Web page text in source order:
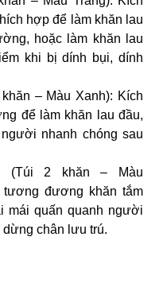
hợp để làm khăn lau
hoặc làm khăn lau
khi bị dính bụi, dính
– Màu Xanh): Kích
để làm khăn lau đầu,
nhanh chóng sau
(Túi 2 khăn – Màu
tương đương khăn tắm
mái quấn quanh người
dừng chân lưu trú.